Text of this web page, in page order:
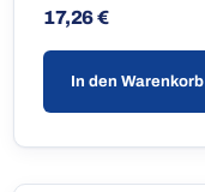
Regulärer Preis:
17,26 €
In den Warenkorb